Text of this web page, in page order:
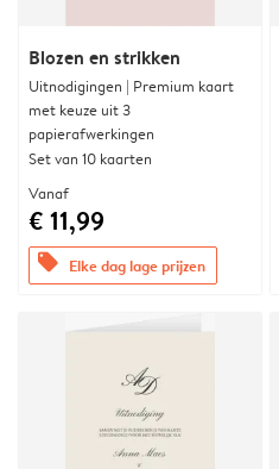
Blozen en strikken
Uitnodigingen | Premium kaart
met keuze uit 3
papierafwerkingen
Set van 10 kaarten
Vanaf
€ 11,99
offers Elke dag lage prijzen